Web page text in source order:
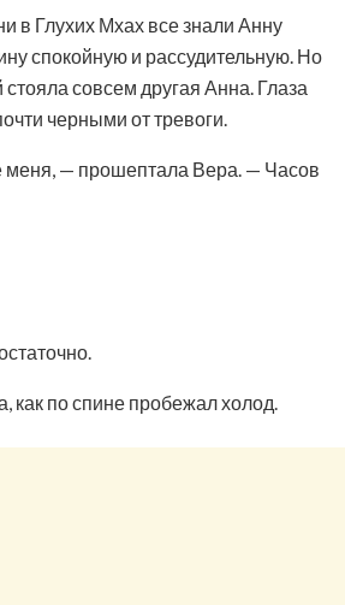
в Глухих Мхах все знали Анну
спокойную и рассудительную. Но
совсем другая Анна. Глаза
черными от тревоги.
— прошептала Вера. — Часов
как по спине пробежал холод.